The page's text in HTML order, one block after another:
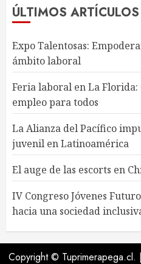
ÚLTIMOS ARTÍCULOS
Expo Talentosas:
ámbito laboral
Feria laboral en La
empleo para todos
La Alianza del Pacífico
juvenil en Latinoamérica
El auge de las escorts en
IV Congreso Jóvenes
hacia una sociedad
Copyright © Tuprimerapega.cl. |